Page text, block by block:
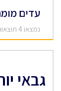
עדים
נמצאו 4 תוצאות
גבאי